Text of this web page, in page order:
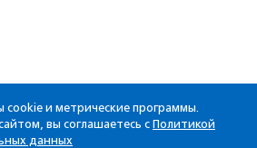
и метрические программы.
вы соглашаетесь с Политикой
данных